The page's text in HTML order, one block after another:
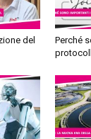
del
Perché